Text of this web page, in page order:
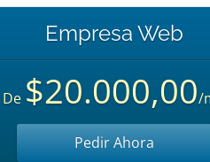
Empresa Web
De $20.000,00/
Pedir Ahora